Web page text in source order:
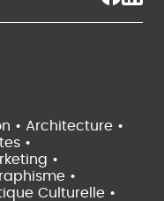
• Architecture •
•
•
•
Culturelle •